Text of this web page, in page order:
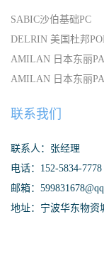
SABIC沙伯基础PC
DELRIN 美国杜邦
AMILAN 日本东丽
AMILAN 日本东丽
联系我们
联系人：张经理
电话：152-5834-7778
邮箱：
地址：宁波华东物资